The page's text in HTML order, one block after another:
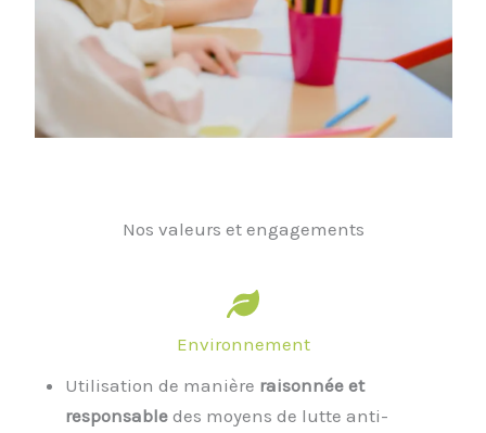
Nos valeurs et engagements
Environnement
Utilisation de manière raisonnée et
responsable des moyens de lutte anti-